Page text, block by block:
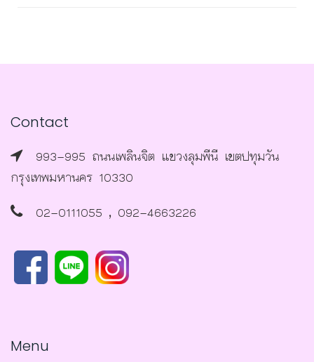
Contact
993-995 ถนนเพลินจิต แขวงลุมพีนี เขตปทุมวัน
กรุงเทพมหานคร 10330
02-0111055 , 092-4663226
Menu